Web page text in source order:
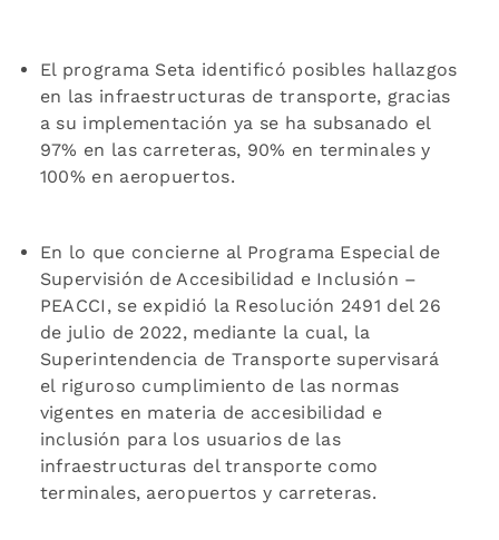
El programa Seta identificó posibles hallazgos
en las infraestructuras de transporte, gracias
a su implementación ya se ha subsanado el
97% en las carreteras, 90% en terminales y
100% en aeropuertos.
En lo que concierne al Programa Especial de
Supervisión de Accesibilidad e Inclusión –
PEACCI, se expidió la Resolución 2491 del 26
de julio de 2022, mediante la cual, la
Superintendencia de Transporte supervisará
el riguroso cumplimiento de las normas
vigentes en materia de accesibilidad e
inclusión para los usuarios de las
infraestructuras del transporte como
terminales, aeropuertos y carreteras.